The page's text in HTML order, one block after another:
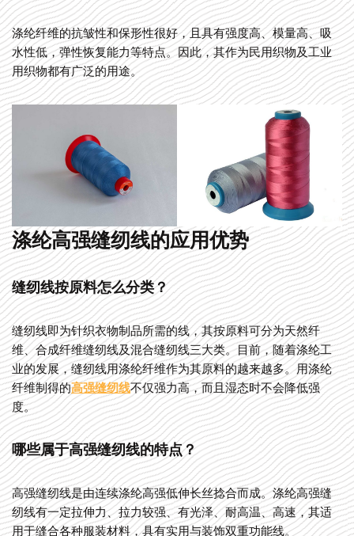
涤纶纤维的抗皱性和保形性很好，且具有强度高、模量高、吸
水性低，弹性恢复能力等特点。因此，其作为民用织物及工业
用织物都有广泛的用途。
涤纶高强缝纫线的应用优势
缝纫线按原料怎么分类？
缝纫线即为针织衣物制品所需的线，其按原料可分为天然纤
维、合成纤维缝纫线及混合缝纫线三大类。目前，随着涤纶工
业的发展，缝纫线用涤纶纤维作为其原料的越来越多。用涤纶
纤维制得的高强缝纫线不仅强力高，而且湿态时不会降低强
度。
哪些属于高强缝纫线的特点？
高强缝纫线是由连续涤纶高强低伸长丝捻合而成。涤纶高强缝
纫线有一定拉伸力、拉力较强、有光泽、耐高温、高速，其适
用于缝合各种服装材料，具有实用与装饰双重功能线。